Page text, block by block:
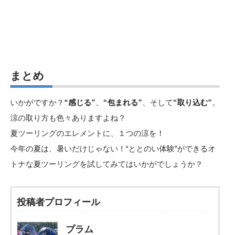
まとめ
いかがですか？ “感じる” “包まれる” 、そして“取り込む”。
涼の取り方も色々ありますよね？
夏ツーリングのエレメントに、１つの涼を！
今年の夏は、暑いだけじゃない！“ととのい体験”ができるオ
トナな夏ツーリングを試してみてはいかがでしょうか？
投稿者プロフィール
プラム